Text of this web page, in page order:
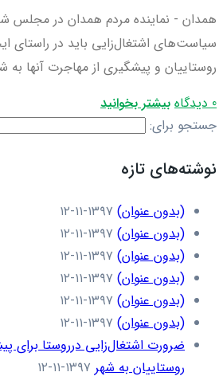
همدان - نماینده مردم همدان در مجلس
سیاست‌های اشتغال‌زایی باید در راستای
روستاییان و پیشگیری از مهاجرت آنها
0 دیدگاه
بیشتر بخوانید
جستجو برای:
نوشته‌های تازه
(بدون عنوان) ۱۳۹۷-۱۱-۱۲
(بدون عنوان) ۱۳۹۷-۱۱-۱۲
(بدون عنوان) ۱۳۹۷-۱۱-۱۲
(بدون عنوان) ۱۳۹۷-۱۱-۱۲
(بدون عنوان) ۱۳۹۷-۱۱-۱۲
(بدون عنوان) ۱۳۹۷-۱۱-۱۲
ضرورت اشتغال‌زایی درروستا برای
روستاییان به شهر ۱۳۹۷-۱۱-۱۲